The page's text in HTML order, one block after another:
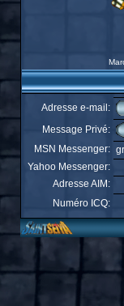
Adresse e-mail:
Message Privé:
MSN Messenger:
Yahoo Messenger:
Adresse AIM:
Numéro ICQ: